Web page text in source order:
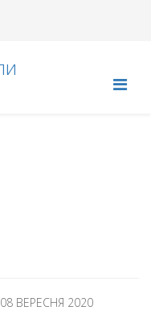
08 ВЕРЕСНЯ 2020